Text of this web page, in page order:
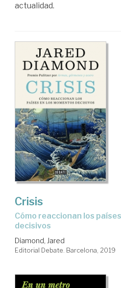
actualidad.
Crisis
cómo reaccionan los países en los momentos
decisivos
Diamond, Jared
Editorial Debate. Barcelona, 2019